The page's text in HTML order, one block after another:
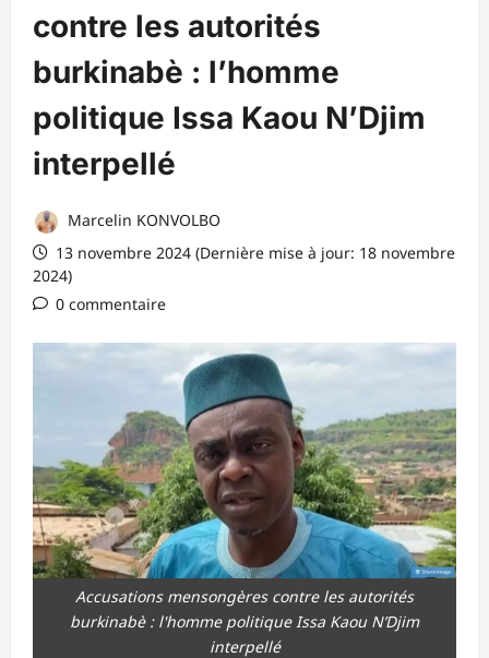
contre les autorités
burkinabè : l’homme
politique Issa Kaou N’Djim
interpellé
Marcelin KONVOLBO
13 novembre 2024 (Dernière mise à jour: 18 novembre
2024)
0 commentaire
Accusations mensongères contre les autorités
burkinabè : l'homme politique Issa Kaou N’Djim
interpellé